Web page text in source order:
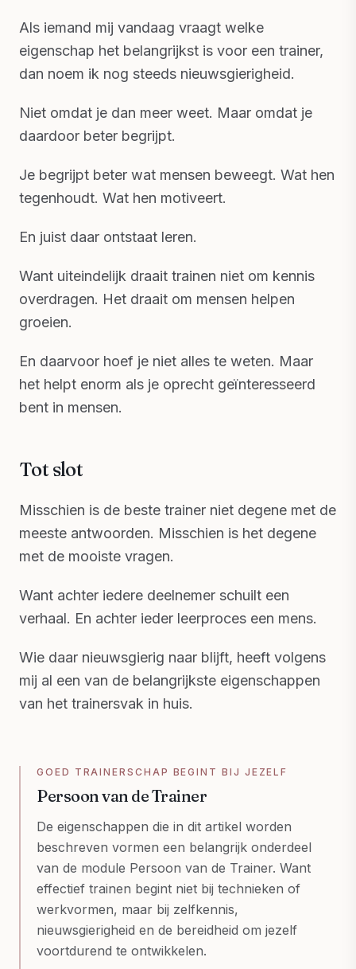
Als iemand mij vandaag vraagt welke
eigenschap het belangrijkst is voor een trainer,
dan noem ik nog steeds nieuwsgierigheid.
Niet omdat je dan meer weet. Maar omdat je
daardoor beter begrijpt.
Je begrijpt beter wat mensen beweegt. Wat hen
tegenhoudt. Wat hen motiveert.
En juist daar ontstaat leren.
Want uiteindelijk draait trainen niet om kennis
overdragen. Het draait om mensen helpen
groeien.
En daarvoor hoef je niet alles te weten. Maar
het helpt enorm als je oprecht geïnteresseerd
bent in mensen.
Tot slot
Misschien is de beste trainer niet degene met de
meeste antwoorden. Misschien is het degene
met de mooiste vragen.
Want achter iedere deelnemer schuilt een
verhaal. En achter ieder leerproces een mens.
Wie daar nieuwsgierig naar blijft, heeft volgens
mij al een van de belangrijkste eigenschappen
van het trainersvak in huis.
GOED TRAINERSCHAP BEGINT BIJ JEZELF
Persoon van de Trainer
De eigenschappen die in dit artikel worden
beschreven vormen een belangrijk onderdeel
van de module Persoon van de Trainer. Want
effectief trainen begint niet bij technieken of
werkvormen, maar bij zelfkennis,
nieuwsgierigheid en de bereidheid om jezelf
voortdurend te ontwikkelen.